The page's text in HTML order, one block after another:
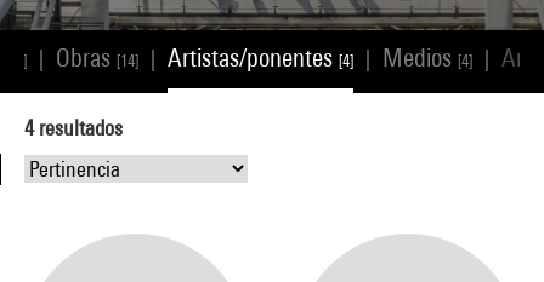
[1] Obras [14] Artistas/ponentes [4] Medios [4]
4resultados